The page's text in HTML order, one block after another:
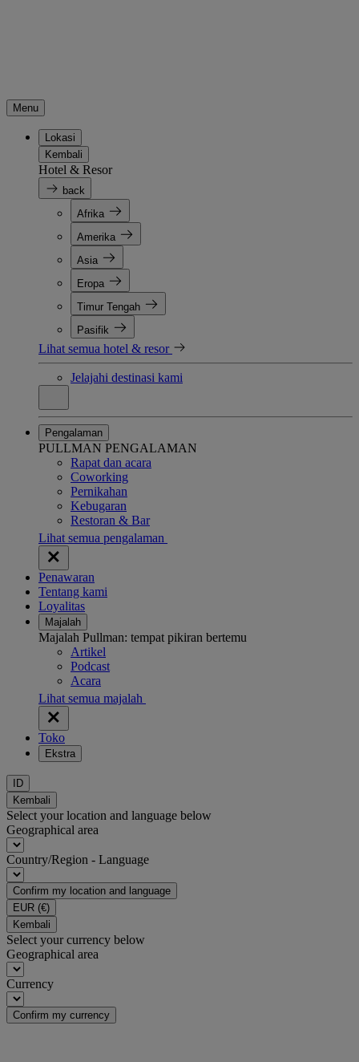
Menu
Lokasi
Kembali
Hotel & Resor
back
Afrika
Amerika
Asia
Eropa
Timur Tengah
Pasifik
Lihat semua hotel & resor
Jelajahi destinasi kami
Pengalaman
PULLMAN PENGALAMAN
Rapat dan acara
Coworking
Pernikahan
Kebugaran
Restoran & Bar
Lihat semua pengalaman
Penawaran
Tentang kami
Loyalitas
Majalah
Majalah Pullman: tempat pikiran bertemu
Artikel
Podcast
Acara
Lihat semua majalah
Toko
Ekstra
ID
Kembali
Select your location and language below
Geographical area
Country/Region - Language
Confirm my location and language
EUR (€)
Kembali
Select your currency below
Geographical area
Currency
Confirm my currency